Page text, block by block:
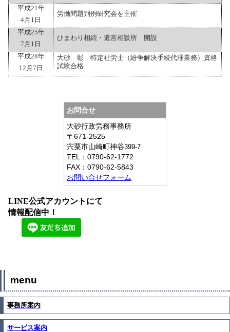
平成21 年
4 月 1 日
労働問題判例研究会を主催
平成25年
7 月 1 日
ひまわり相続・遺言相談所 開設
平成28年
12 月 7 日
大砂 彰 特定社労士（紛争解決手続代理業務）資格
試験合格
お問合せ
大砂行政労務事務所
〒671-2525
宍粟市山崎町神谷399-7
TEL： 0790-62-1772
FAX： 0790-62-5843
お問い合せフォーム
LINE公式アカウントにて
情報配信中！
menu
事務所案内
サービス案内